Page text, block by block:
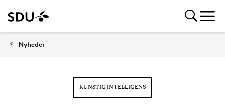
Nyheder
KUNSTIG INTELLIGENS